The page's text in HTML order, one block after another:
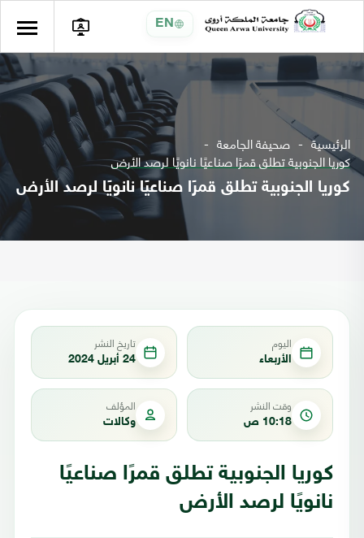
EN
الرئيسية صحيفة الجامعة
كوريا الجنوبية تطلق قمرًا صناعيًا نانويًا لرصد الأرض
كوريا الجنوبية تطلق قمرًا صناعيًا نانويًا لرصد الأرض
اليوم
الأربعاء
تاريخ النشر
24 أبريل 2024
وقت النشر
10:18 ص
المؤلف
وكالات
كوريا الجنوبية تطلق قمرًا صناعيًا
نانويًا لرصد الأرض